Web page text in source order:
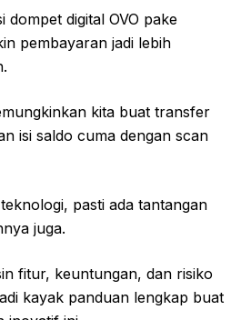
dompet digital OVO pake
pembayaran jadi lebih
kita buat transfer
isi saldo cuma dengan scan
pasti ada tantangan
juga.
fitur, keuntungan, dan risiko
kayak panduan lengkap buat